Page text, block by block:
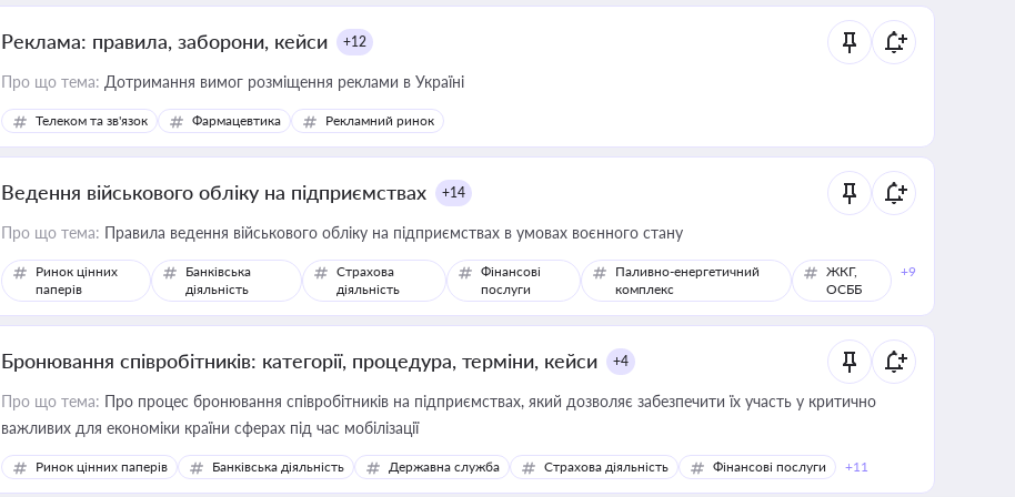
Реклама: правила, заборони, кейси +12
Про що тема: Дотримання вимог розміщення реклами в Україні
Телеком та зв'язок Фармацевтика Рекламний ринок
Ведення військового обліку на підприємствах +14
Про що тема: Правила ведення військового обліку на підприємствах в умовах воєнного стану
Ринок цінних
паперів
Банківська
діяльність
Страхова
діяльність
Фінансові
послуги
Паливно-енергетичний
комплекс
ЖКГ,
ОСББ
+9
Бронювання співробітників: категорії, процедура, терміни, кейси +4
Про що тема: Про процес бронювання співробітників на підприємствах, який дозволяє забезпечити їх участь у критично
важливих для економіки країни сферах під час мобілізації
Ринок цінних паперів Банківська діяльність Державна служба Страхова діяльність Фінансові послуги +11